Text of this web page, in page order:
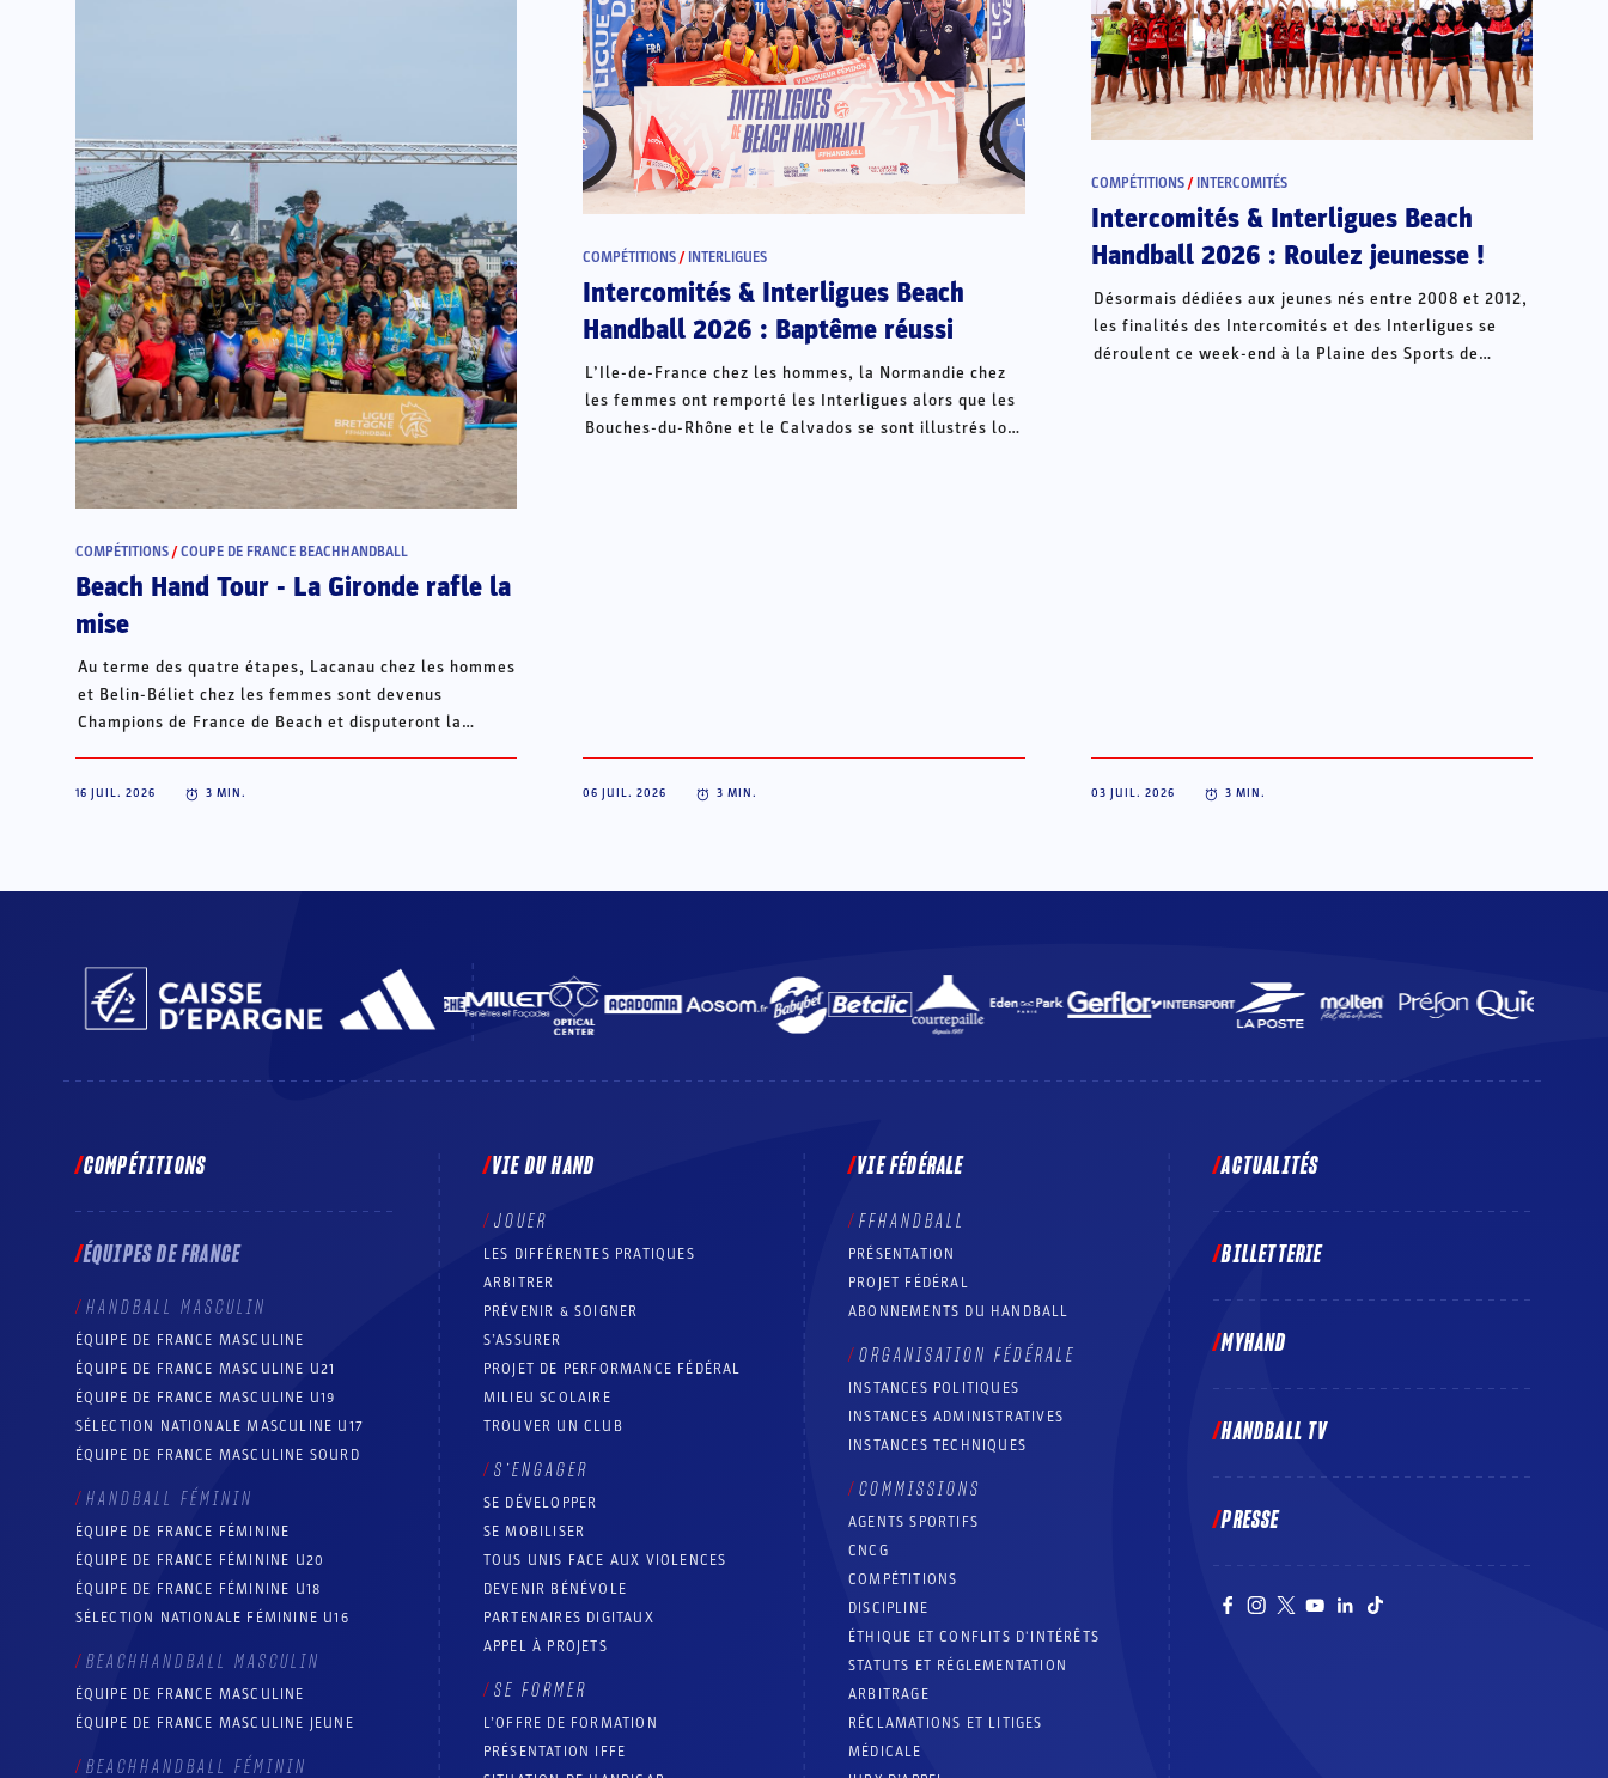
COMPÉTITIONS /COUPE DE FRANCE BEACHHANDBALL
Beach Hand Tour - La Gironde rafle la
mise
Au terme des quatre étapes, Lacanau chez les hommes
et Belin-Béliet chez les femmes sont devenus
Champions de France de Beach et disputeront la
16 JUIL. 2026 3 MIN.
COMPÉTITIONS / INTERLIGUES
Intercomités & Interligues Beach
Handball 2026 : Baptême réussi
L’Ile-de-France chez les hommes, la Normandie chez
les femmes ont remporté les Interligues alors que les
Bouches-du-Rhône et le Calvados se sont illustrés lors
06 JUIL. 2026 3 MIN.
COMPÉTITIONS / INTERCOMITÉS
Intercomités & Interligues Beach
Handball 2026 : Roulez jeunesse !
Désormais dédiées aux jeunes nés entre 2008 et 2012,
les finalités des Intercomités et des Interligues se
déroulent ce week-end à la Plaine des Sports de
03 JUIL. 2026 3 MIN.
COMPÉTITIONS
ÉQUIPES DE FRANCE
HANDBALL MASCULIN
ÉQUIPE DE FRANCE MASCULINE
ÉQUIPE DE FRANCE MASCULINE U21
ÉQUIPE DE FRANCE MASCULINE U19
SÉLECTION NATIONALE MASCULINE U17
ÉQUIPE DE FRANCE MASCULINE SOURD
HANDBALL FÉMININ
ÉQUIPE DE FRANCE FÉMININE
ÉQUIPE DE FRANCE FÉMININE U20
ÉQUIPE DE FRANCE FÉMININE U18
SÉLECTION NATIONALE FÉMININE U16
BEACHHANDBALL MASCULIN
ÉQUIPE DE FRANCE MASCULINE
ÉQUIPE DE FRANCE MASCULINE JEUNE
BEACHHANDBALL FÉMININ
VIE DU HAND
JOUER
LES DIFFÉRENTES PRATIQUES
ARBITRER
PRÉVENIR & SOIGNER
S’ASSURER
PROJET DE PERFORMANCE FÉDÉRAL
MILIEU SCOLAIRE
TROUVER UN CLUB
S’ENGAGER
SE DÉVELOPPER
SE MOBILISER
TOUS UNIS FACE AUX VIOLENCES
DEVENIR BÉNÉVOLE
PARTENAIRES DIGITAUX
APPEL À PROJETS
SE FORMER
L’OFFRE DE FORMATION
PRÉSENTATION IFFE
VIE FÉDÉRALE
FFHANDBALL
PRÉSENTATION
PROJET FÉDÉRAL
ABONNEMENTS DU HANDBALL
ORGANISATION FÉDÉRALE
INSTANCES POLITIQUES
INSTANCES ADMINISTRATIVES
INSTANCES TECHNIQUES
COMMISSIONS
AGENTS SPORTIFS
CNCG
COMPÉTITIONS
DISCIPLINE
ÉTHIQUE ET CONFLITS D'INTÉRÊTS
STATUTS ET RÉGLEMENTATION
ARBITRAGE
RÉCLAMATIONS ET LITIGES
MÉDICALE
ACTUALITÉS
BILLETTERIE
MYHAND
HANDBALL TV
PRESSE